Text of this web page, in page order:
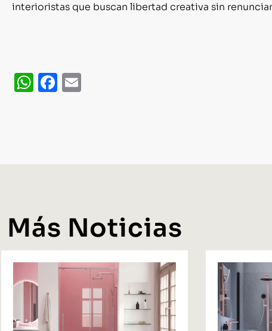
interioristas que buscan libertad creativa sin
WhatsApp
Facebook
Más Noticias